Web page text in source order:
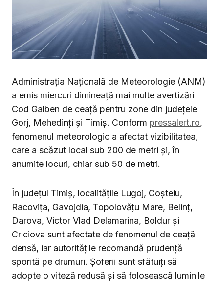
Administrația Națională de Meteorologie (ANM)
a emis miercuri dimineață mai multe avertizări
Cod Galben de ceață pentru zone din județele
Gorj, Mehedinți și Timiș. Conform pressalert.ro,
fenomenul meteorologic a afectat vizibilitatea,
care a scăzut local sub 200 de metri și, în
anumite locuri, chiar sub 50 de metri.
În județul Timiș, localitățile Lugoj, Coșteiu,
Racovița, Gavojdia, Topolovățu Mare, Belinț,
Darova, Victor Vlad Delamarina, Boldur și
Criciova sunt afectate de fenomenul de ceață
densă, iar autoritățile recomandă prudență
sporită pe drumuri. Șoferii sunt sfătuiți să
adopte o viteză redusă și să folosească luminile